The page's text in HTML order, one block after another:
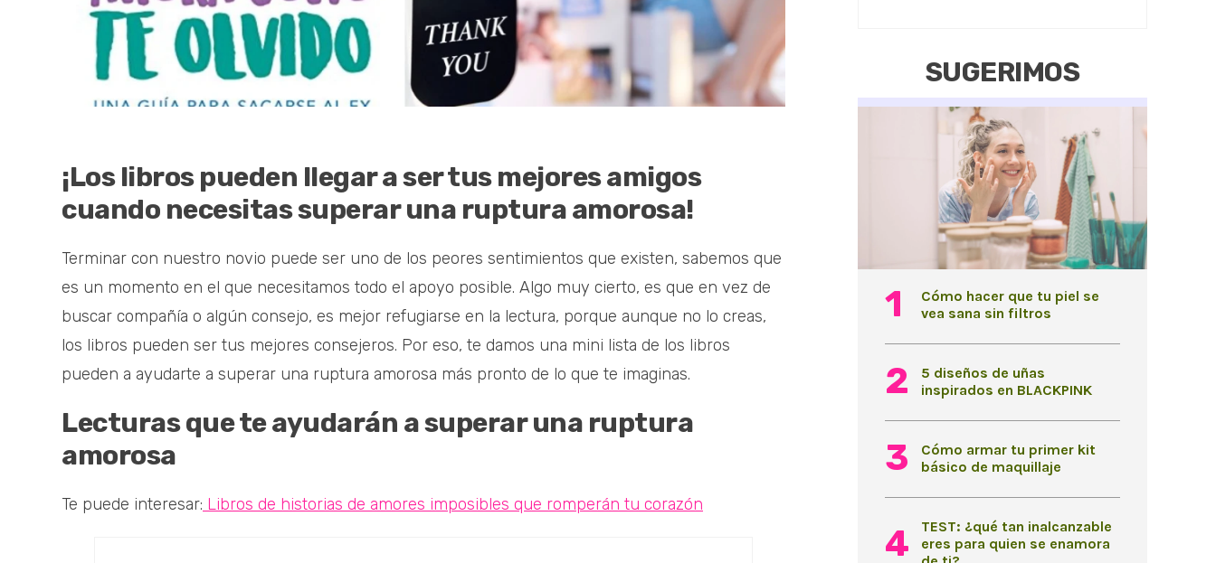
¡Los libros pueden llegar a ser tus mejores amigos
cuando necesitas superar una ruptura amorosa!
Terminar con nuestro novio puede ser uno de los peores sentimientos que existen, sabemos que
es un momento en el que necesitamos todo el apoyo posible. Algo muy cierto, es que en vez de
buscar compañía o algún consejo, es mejor refugiarse en la lectura, porque aunque no lo creas,
los libros pueden ser tus mejores consejeros. Por eso, te damos una mini lista de los libros
pueden a ayudarte a superar una ruptura amorosa más pronto de lo que te imaginas.
Lecturas que te ayudarán a superar una ruptura
amorosa
Te puede interesar: Libros de historias de amores imposibles que romperán tu corazón
SUGERIMOS
Cómo hacer que tu piel se
vea sana sin filtros
5 diseños de uñas
inspirados en BLACKPINK
Cómo armar tu primer kit
básico de maquillaje
TEST: ¿qué tan inalcanzable
eres para quien se enamora